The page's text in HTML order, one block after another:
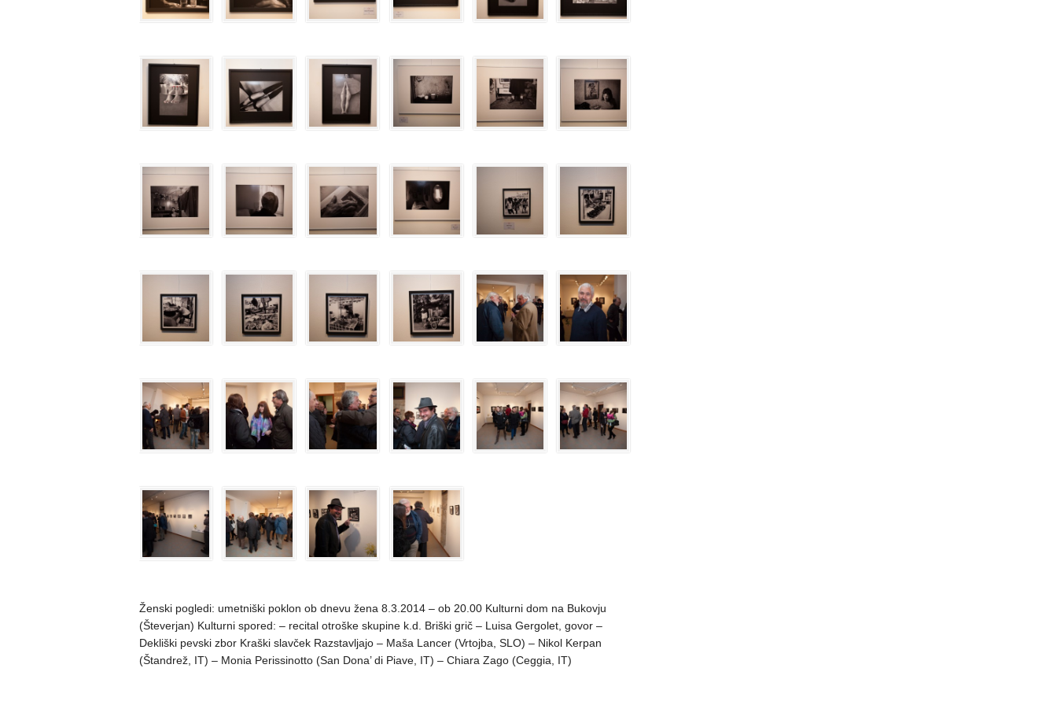
Ženski pogledi: umetniški poklon ob dnevu žena 8.3.2014 – ob 20.00 Kulturni dom na Bukovju
(Števerjan) Kulturni spored: – recital otroške skupine k.d. Briški grič – Luisa Gergolet, govor –
Dekliški pevski zbor Kraški slavček Razstavljajo – Maša Lancer (Vrtojba, SLO) – Nikol Kerpan
(Štandrež, IT) – Monia Perissinotto (San Dona’ di Piave, IT) – Chiara Zago (Ceggia, IT)